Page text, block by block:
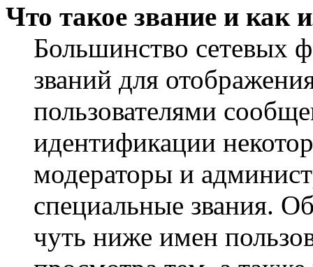
Что такое звание и как
Большинство сетевых
званий для
пользователями
идентификации
модераторы и
специальные звания.
чуть ниже имен